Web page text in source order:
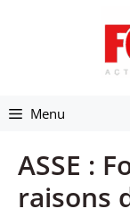
Menu
ASSE :
raisons